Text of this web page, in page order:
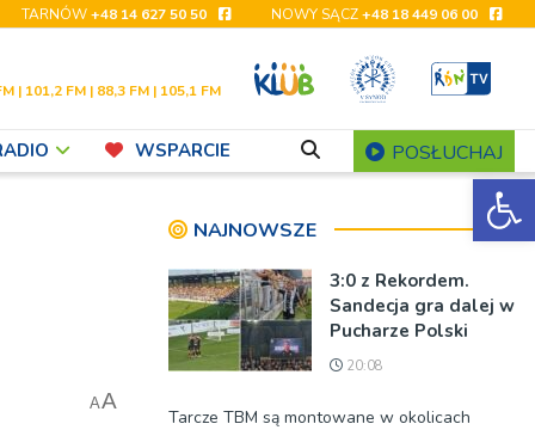
TARNÓW+48 14 627 50 50 NOWY SĄCZ+48 18 449 06 00
| 101,2 FM | 88,3 FM | 105,1 FM
WSPARCIE POSŁUCHAJ
AA
NAJNOWSZE
3:0 z Rekordem.
Sandecja gra dalej w
Pucharze Polski
20:08
Tarcze TBM są montowane w okolicach